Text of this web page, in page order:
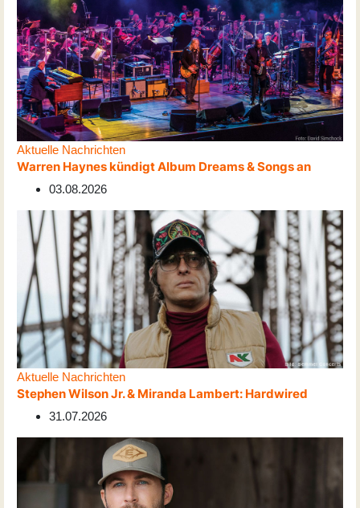
Aktuelle Nachrichten
Warren Haynes kündigt Album Dreams & Songs an
03.08.2026
Aktuelle Nachrichten
Stephen Wilson Jr. & Miranda Lambert: Hardwired
31.07.2026